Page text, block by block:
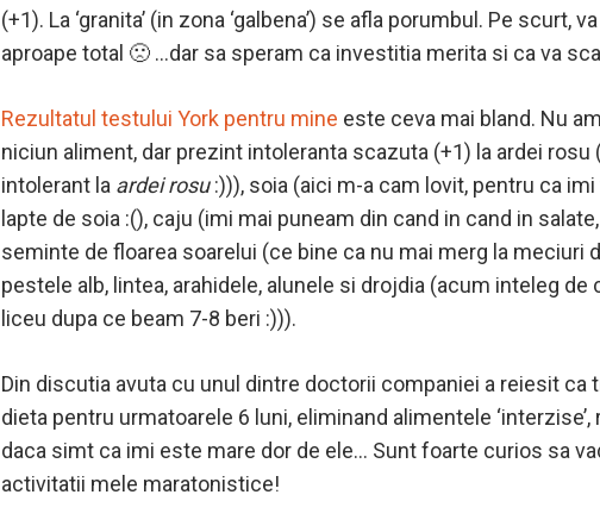
(+1). La ‘granita’ (in zona ‘galbena’) se afla porumbul. Pe scurt,
aproape total 🙁 …dar sa speram ca investitia merita si ca va
Rezultatul testului York pentru mine este ceva mai bland. Nu
niciun aliment, dar prezint intoleranta scazuta (+1) la ardei rosu
intolerant la ardei rosu:))), soia (aici m-a cam lovit, pentru ca
lapte de soia :(), caju (imi mai puneam din cand in cand in
seminte de floarea soarelui (ce bine ca nu mai merg la meciuri
pestele alb, lintea, arahidele, alunele si drojdia (acum inteleg
liceu dupa ce beam 7-8 beri :))).
Din discutia avuta cu unul dintre doctorii companiei a reiesit ca
dieta pentru urmatoarele 6 luni, eliminand alimentele
daca simt ca imi este mare dor de ele… Sunt foarte curios sa
activitatii mele maratonistice!